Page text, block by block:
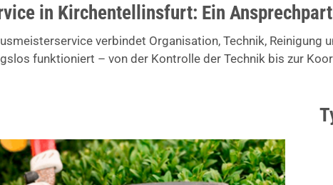
in Kirchentellinsfurt: Ein
verbindet Organisation, Technik,
funktioniert – von der Kontrolle der Technik bis zur